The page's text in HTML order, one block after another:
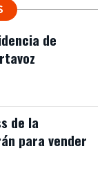
de
de la
para vender